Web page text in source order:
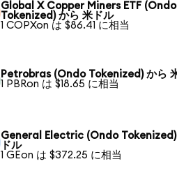
Global X Copper Miners ETF (Ondo
Tokenized) から 米ドル
1 COPXon は $86.41 に相当
Petrobras (Ondo Tokenized) から
1 PBRon は $18.65 に相当
General Electric (Ondo Tokenized)
ドル
1 GEon は $372.25 に相当